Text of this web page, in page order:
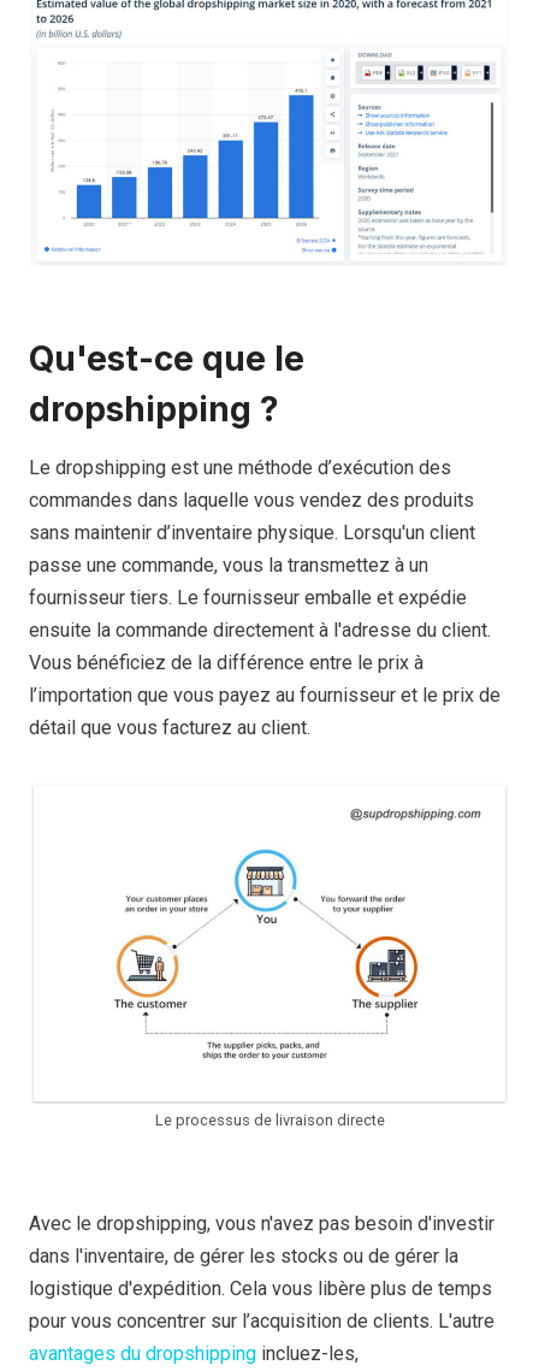
Qu'est-ce que le
dropshipping ?
Le dropshipping est une méthode d’exécution des
commandes dans laquelle vous vendez des produits
sans maintenir d’inventaire physique. Lorsqu'un client
passe une commande, vous la transmettez à un
fournisseur tiers. Le fournisseur emballe et expédie
ensuite la commande directement à l'adresse du client.
Vous bénéficiez de la différence entre le prix à
l’importation que vous payez au fournisseur et le prix de
détail que vous facturez au client.
Le processus de livraison directe
Avec le dropshipping, vous n'avez pas besoin d'investir
dans l'inventaire, de gérer les stocks ou de gérer la
logistique d'expédition. Cela vous libère plus de temps
pour vous concentrer sur l’acquisition de clients. L'autre
avantages du dropshipping incluez-les,